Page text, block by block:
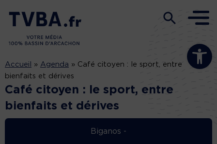
Ouvrir la
Accueil » Agenda » Café citoyen : le sport, entre
bienfaits et dérives
Café citoyen : le sport, entre
bienfaits et dérives
Biganos -